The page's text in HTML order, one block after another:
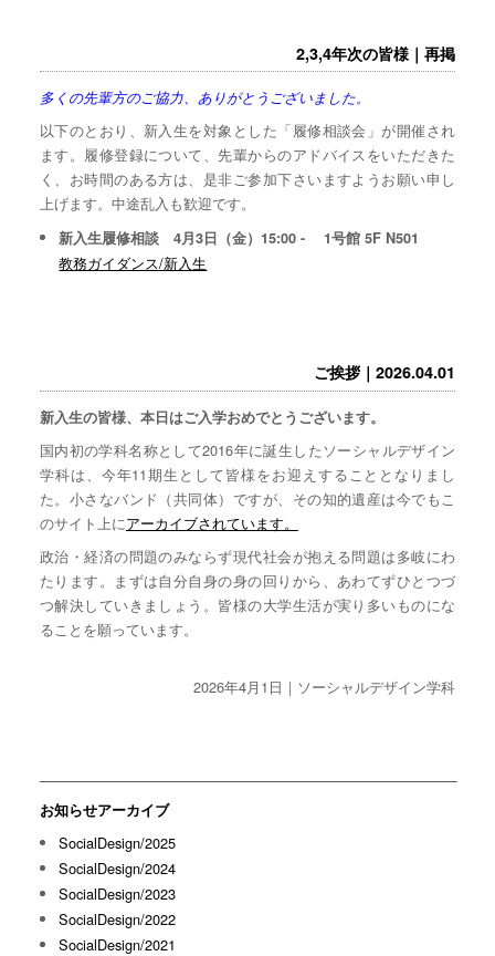
2,3,4年次の皆様｜再掲
多くの先輩方のご協力、ありがとうございました。
以下のとおり、新入生を対象とした「履修相談会」が開催され
ます。履修登録について、先輩からのアドバイスをいただきた
く、お時間のある方は、是非ご参加下さいますようお願い申し
上げます。中途乱入も歓迎です。
新入生履修相談 4月3日（金）15:00 - 1号館 5F N501
教務ガイダンス/新入生
ご挨拶｜2026.04.01
新入生の皆様、本日はご入学おめでとうございます。
国内初の学科名称として2016年に誕生したソーシャルデザイン
学科は、今年11期生として皆様をお迎えすることとなりまし
た。小さなバンド（共同体）ですが、その知的遺産は今でもこ
のサイト上にアーカイブされています。
政治・経済の問題のみならず現代社会が抱える問題は多岐にわ
たります。まずは自分自身の身の回りから、あわてずひとつづ
つ解決していきましょう。皆様の大学生活が実り多いものにな
ることを願っています。
2026年4月1日｜ソーシャルデザイン学科
お知らせアーカイブ
SocialDesign/2025
SocialDesign/2024
SocialDesign/2023
SocialDesign/2022
SocialDesign/2021